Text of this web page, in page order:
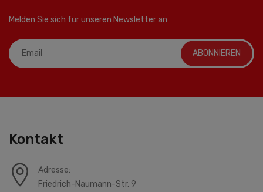
Melden Sie sich für unseren Newsletter an
ABONNIEREN
Kontakt
Adresse:
Friedrich-Naumann-Str. 9